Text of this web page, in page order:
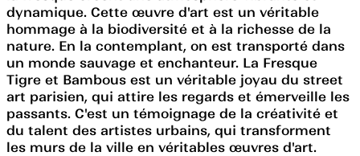
dynamique. Cette œuvre d'art est un véritable
hommage à la biodiversité et à la richesse de la
nature. En la contemplant, on est transporté dans
un monde sauvage et enchanteur. La Fresque
Tigre et Bambous est un véritable joyau du street
art parisien, qui attire les regards et émerveille les
passants. C'est un témoignage de la créativité et
du talent des artistes urbains, qui transforment
les murs de la ville en véritables œuvres d'art.